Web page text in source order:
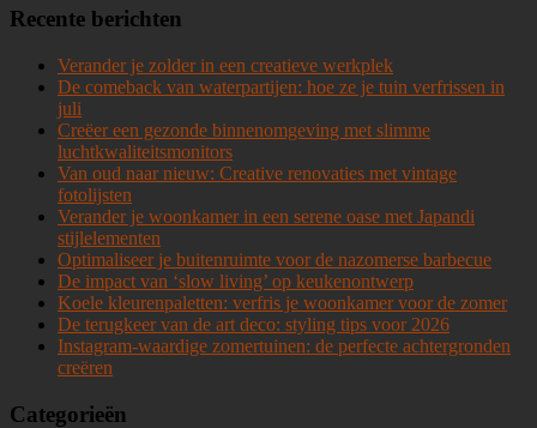
Recente berichten
Verander je zolder in een creatieve werkplek
De comeback van waterpartijen: hoe ze je tuin verfrissen in
juli
Creëer een gezonde binnenomgeving met slimme
luchtkwaliteitsmonitors
Van oud naar nieuw: Creative renovaties met vintage
fotolijsten
Verander je woonkamer in een serene oase met Japandi
stijlelementen
Optimaliseer je buitenruimte voor de nazomerse barbecue
De impact van ‘slow living’ op keukenontwerp
Koele kleurenpaletten: verfris je woonkamer voor de zomer
De terugkeer van de art deco: styling tips voor 2026
Instagram-waardige zomertuinen: de perfecte achtergronden
creëren
Categorieën